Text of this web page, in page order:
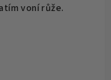
voní růže.